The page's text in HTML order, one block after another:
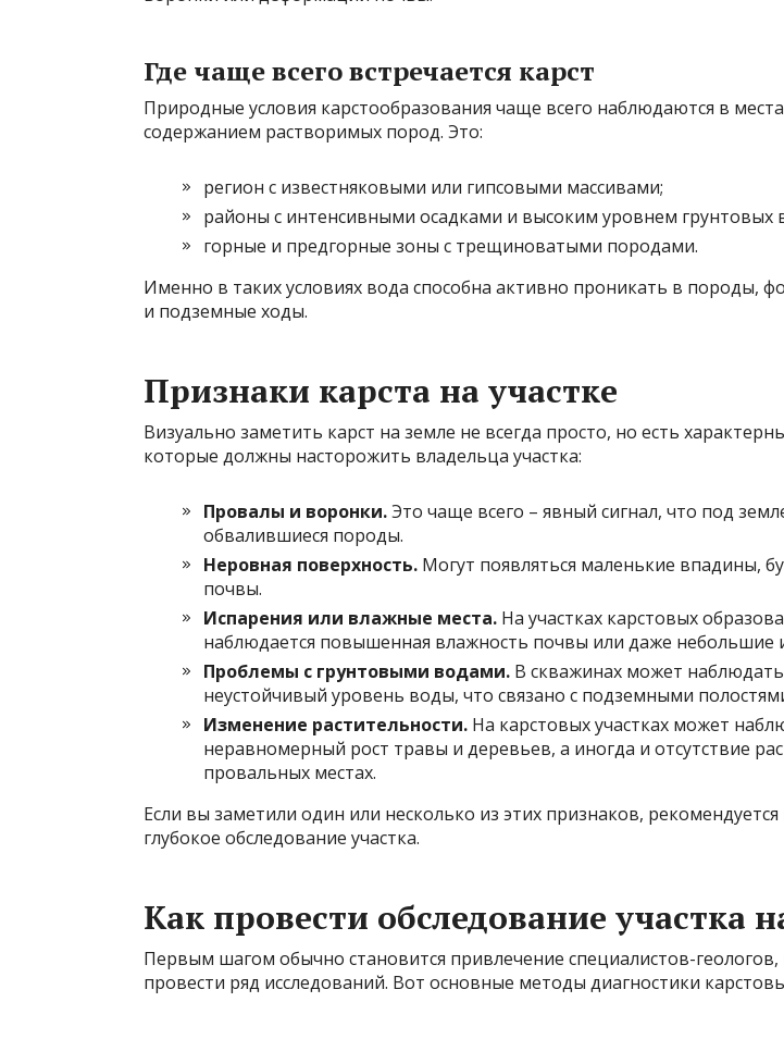
Где чаще всего встречается карст
Природные условия карстообразования чаще всего наблюдаются в
содержанием растворимых пород. Это:
регион с известняковыми или гипсовыми массивами;
районы с интенсивными осадками и высоким уровнем грунтовых
горные и предгорные зоны с трещиноватыми породами.
Именно в таких условиях вода способна активно проникать в породы,
и подземные ходы.
Признаки карста на участке
Визуально заметить карст на земле не всегда просто, но есть
которые должны насторожить владельца участка:
Провалы и воронки.Это чаще всего – явный сигнал, что под
обвалившиеся породы.
Неровная поверхность. Могут появляться маленькие впадины,
почвы.
Испарения или влажные места. На участках карстовых
наблюдается повышенная влажность почвы или даже небольшие
Проблемы с грунтовыми водами. В скважинах может
неустойчивый уровень воды, что связано с подземными
Изменение растительности. На карстовых участках может
неравномерный рост травы и деревьев, а иногда и отсутствие
провальных местах.
Если вы заметили один или несколько из этих признаков,
глубокое обследование участка.
Как провести обследование участка
Первым шагом обычно становится привлечение специалистов-геологов,
провести ряд исследований. Вот основные методы диагностики